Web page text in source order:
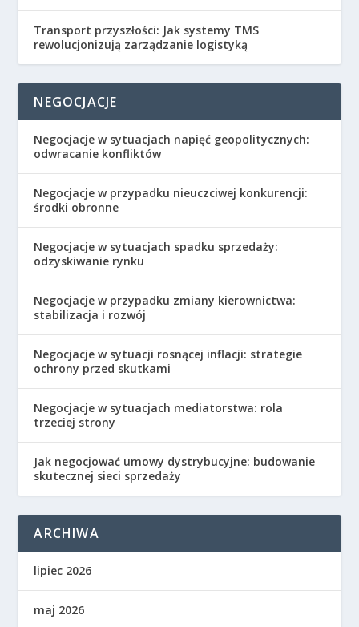
Transport przyszłości: Jak systemy TMS
rewolucjonizują zarządzanie logistyką
NEGOCJACJE
Negocjacje w sytuacjach napięć geopolitycznych:
odwracanie konfliktów
Negocjacje w przypadku nieuczciwej konkurencji:
środki obronne
Negocjacje w sytuacjach spadku sprzedaży:
odzyskiwanie rynku
Negocjacje w przypadku zmiany kierownictwa:
stabilizacja i rozwój
Negocjacje w sytuacji rosnącej inflacji: strategie
ochrony przed skutkami
Negocjacje w sytuacjach mediatorstwa: rola
trzeciej strony
Jak negocjować umowy dystrybucyjne: budowanie
skutecznej sieci sprzedaży
ARCHIWA
lipiec 2026
maj 2026